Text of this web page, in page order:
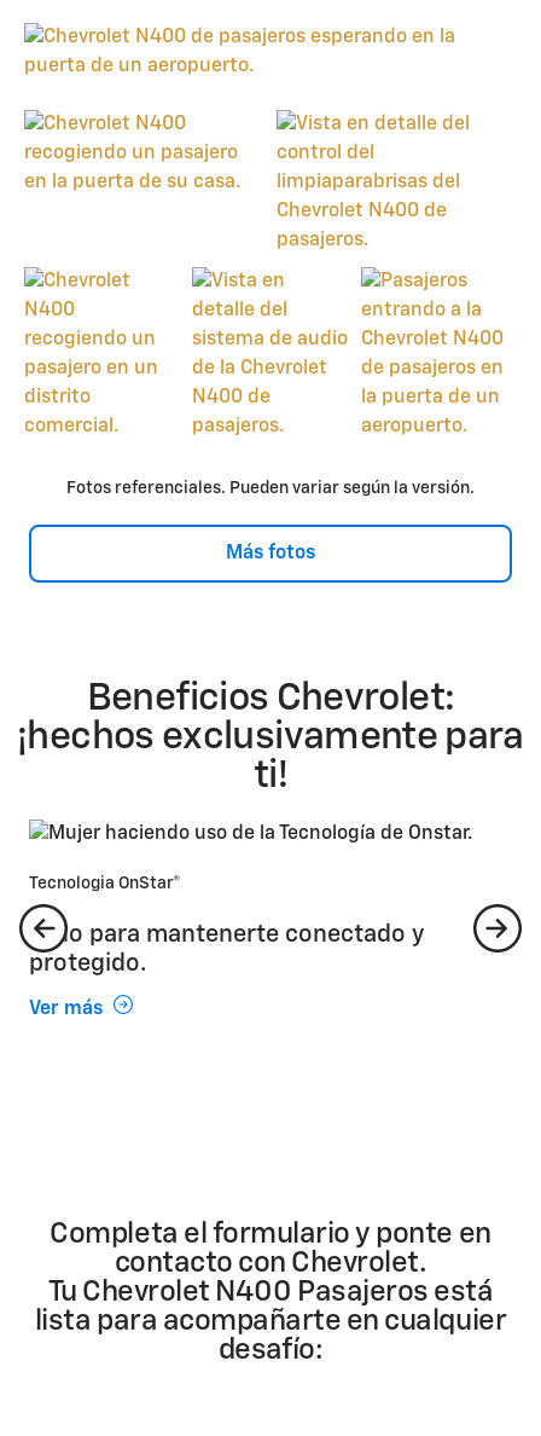
Fotos referenciales. Pueden variar según la versión.
Más fotos
Beneficios Chevrolet:
¡hechos exclusivamente para
ti!
Tecnologia OnStar®
Todo para mantenerte conectado y
protegido.
Ver más
Completa el formulario y ponte en
contacto con Chevrolet.
Tu Chevrolet N400 Pasajeros está
lista para acompañarte en cualquier
desafío: